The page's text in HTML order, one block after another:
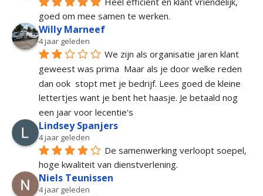
goed om mee samen te werken.
Willy Marneef
4 jaar geleden
We zijn als organisatie jaren klant
geweest was prima  Maar als je door welke reden
dan ook  stopt met je bedrijf. Lees goed de kleine
lettertjes want je bent het haasje. Je betaald nog
een jaar voor lecentie's
Lindsey Spanjers
4 jaar geleden
De samenwerking verloopt soepel,
hoge kwaliteit van dienstverlening.
Niels Teunissen
4 jaar geleden